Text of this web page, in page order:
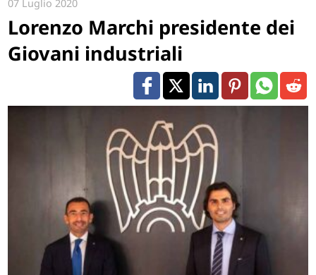
07 Luglio 2020
Lorenzo Marchi presidente dei
Giovani industriali